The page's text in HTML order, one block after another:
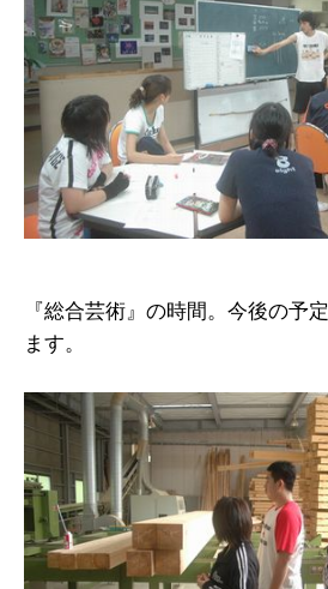
『総合芸術』の時間。今後の予
ます。